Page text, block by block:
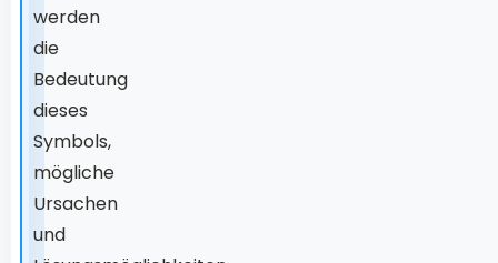
werden
die
Bedeutung
dieses
Symbols,
mögliche
Ursachen
und